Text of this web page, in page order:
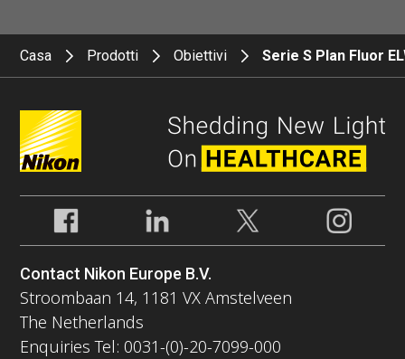
Casa Prodotti Obiettivi Serie S Plan Fluor
Contact Nikon Europe B.V.
Stroombaan 14, 1181 VX Amstelveen
The Netherlands
Enquiries Tel: 0031-(0)-20-7099-000